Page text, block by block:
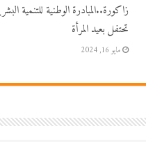
زاكورة..المبادرة الوطنية للتنمية
تحتفل بعيد المرأة
مايو 16, 2024